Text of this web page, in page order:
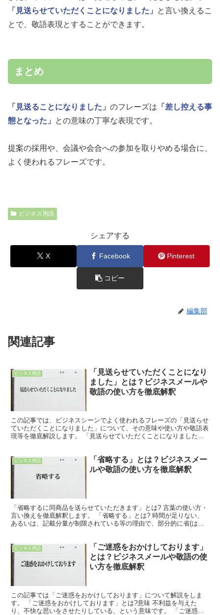
「見送らせていただくことになりました」
と言い換えるこ
とで、敬語表現とすることができます。
まとめ
「見送ることになりました」 のフレーズは 「差し控える事
態となった」
との意味の丁寧な表現です。
提案の採用や、会議や会合への参加を取りやめる場合に、
よく使われるフレーズです。
ビジネス用語
シェアする
X Facebook Pinterest
コピー
編集部
関連記事
ビジネス用語
「見送らせていただくことになり
ました」とは？ビジネスメールや
敬語の使い方を徹底解釈
この記事では、ビジネスシーンでよく使われるフレーズの「見送らせ
ていただくことになりました」について、その意味や使い方や敬語表
現等を徹底解説します。 「見送らせていただくことになりました」
ビジネス用語
「省略する」とは？ビジネスメー
ルや敬語の使い方を徹底解釈
「省略するに同商品を送らせていただきます」とは? 言葉の使い方・
言い換えを徹底解釈します。 「省略する」とは? 時間が足りない、
あるいは、記載分量が制限されている等の理由で、部分的に省(はぶ)
ビジネス用語
「ご迷惑をおかけしております」
とは？ビジネスメールや敬語の使
い方を徹底解釈
この記事では「ご迷惑をおかけしております」について解説をしま
す。 「ご迷惑をおかけしております」とは?意味 不利益を与えた
り、不快な思いをさせたりしている、という意味です。 「ご迷惑」